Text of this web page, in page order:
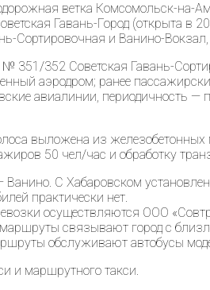
ветка Комсомольск-на-
Гавань-Город (открыта в
Сортировочная и Ванино-
351/352 Советская Гавань-
аэродром; ранее
авиалинии, периодичность
выложена из
50 чел/час и обработку
С Хабаровском
практически нет.
осуществляются ООО
связывают город с
обслуживают автобусы
и маршрутного такси.